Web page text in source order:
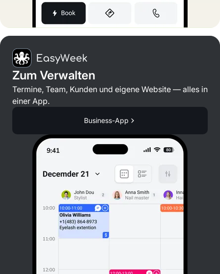
Zum Verwalten
Termine, Team, Kunden und eigene Website — alles in
einer App.
Business-App